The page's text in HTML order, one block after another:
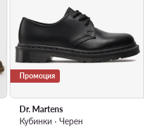
Промоция
Dr. Martens
Кубинки · Черен